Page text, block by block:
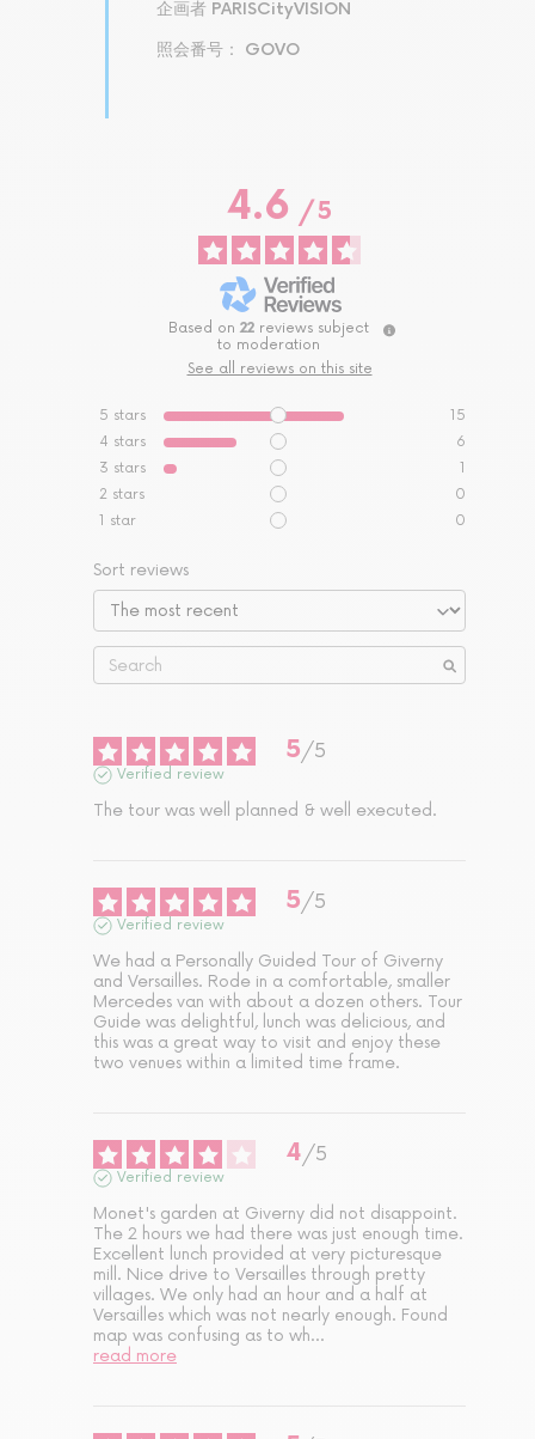
企画者 PARISCityVISION
照会番号： GOVO
4.6/ 5
Based on 22 reviews subject
to moderation
See all reviews on this site
5 stars
15
4 stars
6
3 stars
1
2 stars
0
1 star 0
Sort reviews
5/5
Verified review
The tour was well planned & well executed.
5/5
Verified review
We had a Personally Guided Tour of Giverny
and Versailles. Rode in a comfortable, smaller
Mercedes van with about a dozen others. Tour
Guide was delightful, lunch was delicious, and
this was a great way to visit and enjoy these
two venues within a limited time frame.
4/5
Verified review
Monet's garden at Giverny did not disappoint.
The 2 hours we had there was just enough time.
Excellent lunch provided at very picturesque
mill. Nice drive to Versailles through pretty
villages. We only had an hour and a half at
Versailles which was not nearly enough. Found
map was confusing as to wh...
read more